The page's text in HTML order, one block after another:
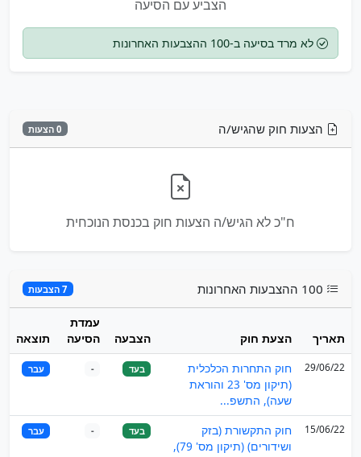
הצביע עם הסיעה
לא מרד בסיעה ב-100 ההצבעות האחרונות
הצעות חוק שהגיש/ה 0 הצעות
ח"כ לא הגיש/ה הצעות חוק בכנסת הנוכחית
7 הצבעות
תאריך הצעת חוק הצבעה
עמדת
הסיעה
תוצאה
29/06/22
חוק התחרות הכלכלית
(תיקון מס' 23 והוראת
שעה), התשפ...
בעד - עבר
15/06/22
חוק התקשורת (בזק
ושידורים) (תיקון מס' 79),
בעד - עבר